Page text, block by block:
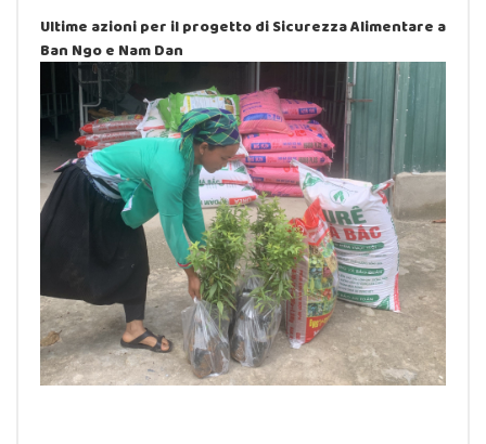
Ultime azioni per il progetto di Sicurezza Alimentare a
Ban Ngo e Nam Dan